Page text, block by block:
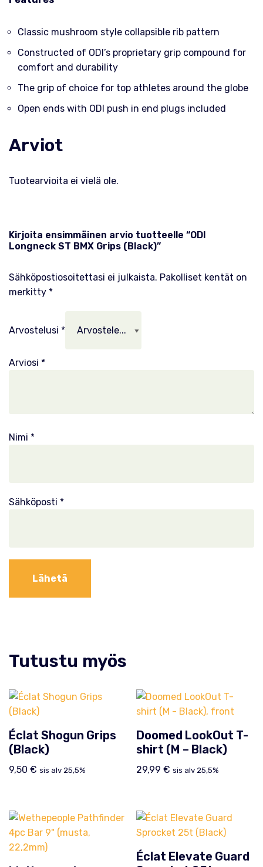
Classic mushroom style collapsible rib pattern
Constructed of ODI’s proprietary grip compound for
comfort and durability
The grip of choice for top athletes around the globe
Open ends with ODI push in end plugs included
Arviot
Tuotearvioita ei vielä ole.
Kirjoita ensimmäinen arvio tuotteelle “ODI
Longneck ST BMX Grips (Black)”
Sähköpostiosoitettasi ei julkaista. Pakolliset kentät on
merkitty *
Arvostelusi *
Arviosi *
Nimi *
Sähköposti *
Tutustu myös
Éclat Shogun Grips
(Black)
9,50 € sis alv 25,5%
Doomed LookOut T-
shirt (M – Black)
29,99€ sis alv 25,5%
Éclat Elevate Guard